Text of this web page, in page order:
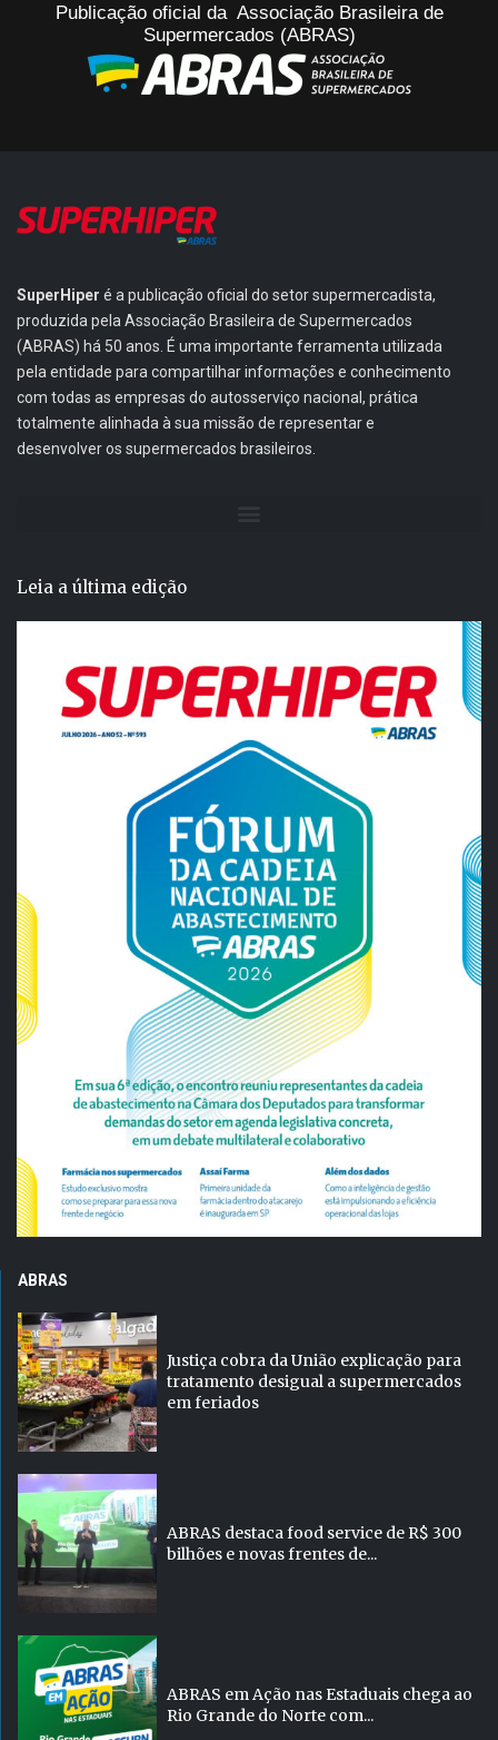
Publicação oficial da Associação Brasileira de
Supermercados (ABRAS)
SuperHiper é a publicação oficial do setor supermercadista,
produzida pela Associação Brasileira de Supermercados
(ABRAS) há 50 anos. É uma importante ferramenta utilizada
pela entidade para compartilhar informações e conhecimento
com todas as empresas do autosserviço nacional, prática
totalmente alinhada à sua missão de representar e
desenvolver os supermercados brasileiros.
Leia a última edição
ABRAS
Justiça cobra da União explicação para
tratamento desigual a supermercados
em feriados
ABRAS destaca food service de R$ 300
bilhões e novas frentes de...
ABRAS em Ação nas Estaduais chega ao
Rio Grande do Norte com...